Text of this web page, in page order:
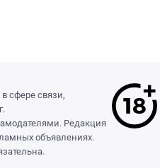
сфере связи,
Редакция
объявлениях.